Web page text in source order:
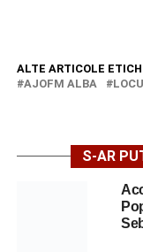
ALTE ARTICOLE
AJOFM ALBA
S-AR